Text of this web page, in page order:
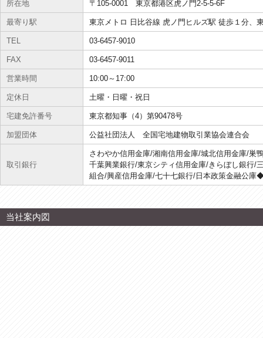
所在地 〒105-0001 東京都港区虎ノ門2-5-5-6F
最寄り駅 東京メトロ 日比谷線 虎ノ門ヒルズ駅 徒歩１分、
TEL 03-6457-9010
FAX 03-6457-9011
営業時間 10:00～17:00
定休日 土曜・日曜・祝日
宅建免許番号 東京都知事（4）第90478号
加盟団体 公益社団法人 全国宅地建物取引業協会連合会
取引銀行
さわやか信用金庫/湘南信用金庫/城北信用金庫/巣
千葉興業銀行/東京シティ信用金庫/きらぼし銀行/
組合/興産信用金庫/七十七銀行/日本政策金融公庫
当社案内図